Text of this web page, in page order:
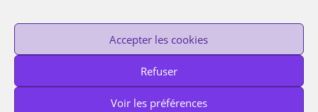
Accepter les cookies
Refuser
Voir les préférences